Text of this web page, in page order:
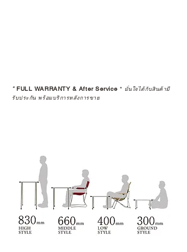
*FULL WARRANTY & After Service * มั่นใจได้กับสินค้ามี
รับประกัน พร้อมบริการหลังการขาย